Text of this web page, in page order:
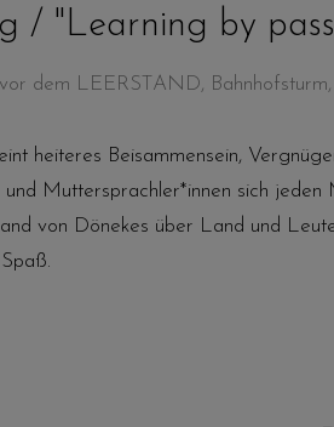
/ "Learning by
dem LEERSTAND,
heiteres Beisammensein,
Muttersprachler*innen sich
von Dönekes über Land und